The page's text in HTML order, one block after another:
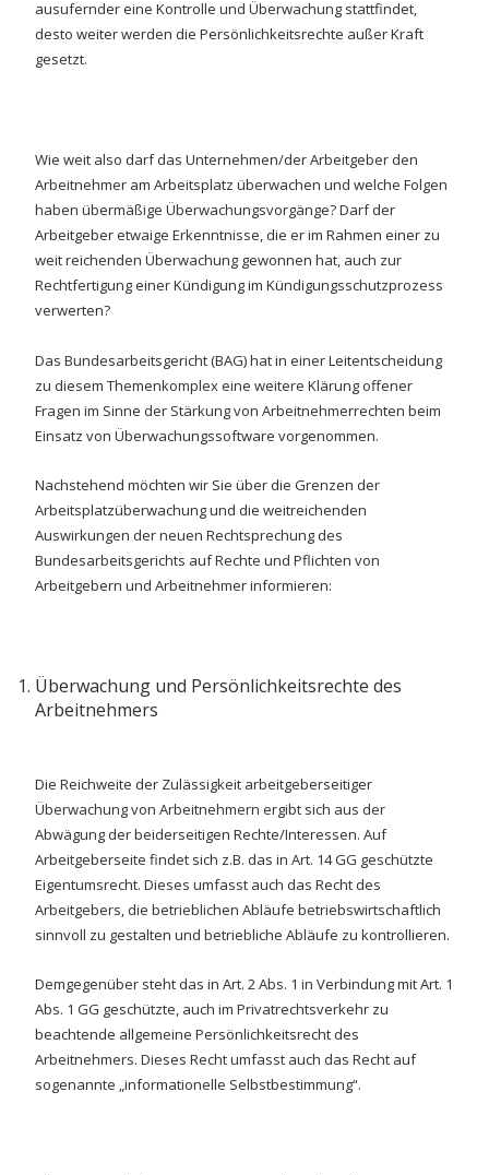
ausufernder eine Kontrolle und Überwachung stattfindet,
desto weiter werden die Persönlichkeitsrechte außer Kraft
gesetzt.
Wie weit also darf das Unternehmen/der Arbeitgeber den
Arbeitnehmer am Arbeitsplatz überwachen und welche Folgen
haben übermäßige Überwachungsvorgänge? Darf der
Arbeitgeber etwaige Erkenntnisse, die er im Rahmen einer zu
weit reichenden Überwachung gewonnen hat, auch zur
Rechtfertigung einer Kündigung im Kündigungsschutzprozess
verwerten?
Das Bundesarbeitsgericht (BAG) hat in einer Leitentscheidung
zu diesem Themenkomplex eine weitere Klärung offener
Fragen im Sinne der Stärkung von Arbeitnehmerrechten beim
Einsatz von Überwachungssoftware vorgenommen.
Nachstehend möchten wir Sie über die Grenzen der
Arbeitsplatzüberwachung und die weitreichenden
Auswirkungen der neuen Rechtsprechung des
Bundesarbeitsgerichts auf Rechte und Pflichten von
Arbeitgebern und Arbeitnehmer informieren:
Überwachung und Persönlichkeitsrechte des
Arbeitnehmers
Die Reichweite der Zulässigkeit arbeitgeberseitiger
Überwachung von Arbeitnehmern ergibt sich aus der
Abwägung der beiderseitigen Rechte/Interessen. Auf
Arbeitgeberseite findet sich z.B. das in Art. 14 GG geschützte
Eigentumsrecht. Dieses umfasst auch das Recht des
Arbeitgebers, die betrieblichen Abläufe betriebswirtschaftlich
sinnvoll zu gestalten und betriebliche Abläufe zu kontrollieren.
Demgegenüber steht das in Art. 2 Abs. 1 in Verbindung mit Art. 1
Abs. 1 GG geschützte, auch im Privatrechtsverkehr zu
beachtende allgemeine Persönlichkeitsrecht des
Arbeitnehmers. Dieses Recht umfasst auch das Recht auf
sogenannte „informationelle Selbstbestimmung“.